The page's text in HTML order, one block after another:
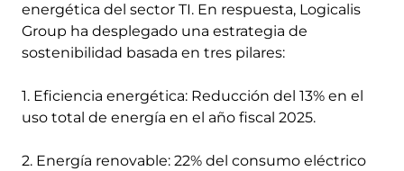
energética del sector TI. En respuesta, Logicalis
Group ha desplegado una estrategia de
sostenibilidad basada en tres pilares:
1. Eficiencia energética: Reducción del 13% en el
uso total de energía en el año fiscal 2025.
2. Energía renovable: 22% del consumo eléctrico